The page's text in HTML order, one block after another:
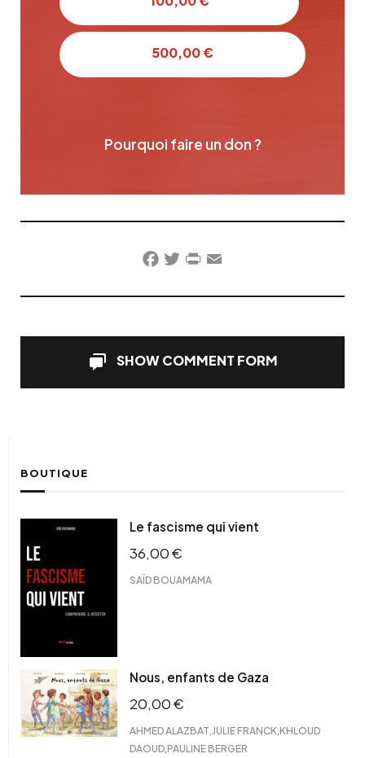
500,00 €
Pourquoi faire un don ?
Facebook
TwitterPrintFriendly
Email
SHOW COMMENT FORM
BOUTIQUE
Le fascisme qui vient
36,00€
SAÏD BOUAMAMA
Nous, enfants de Gaza
20,00€
AHMED ALAZBAT JULIE FRANCK KHLOUD
DAOUD PAULINE BERGER